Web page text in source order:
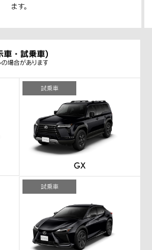
ます。
試乗車
試乗車